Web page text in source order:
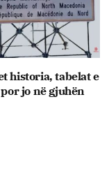
historia, tabelat e
jo në gjuhën